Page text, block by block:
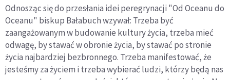
Odnosząc się do przesłania idei peregrynacji "Od Oceanu do
Oceanu" biskup Bałabuch wzywał: Trzeba być
zaangażowanym w budowanie kultury życia, trzeba mieć
odwagę, by stawać w obronie życia, by stawać po stronie
życia najbardziej bezbronnego. Trzeba manifestować, że
jesteśmy za życiem i trzeba wybierać ludzi, którzy będą nas